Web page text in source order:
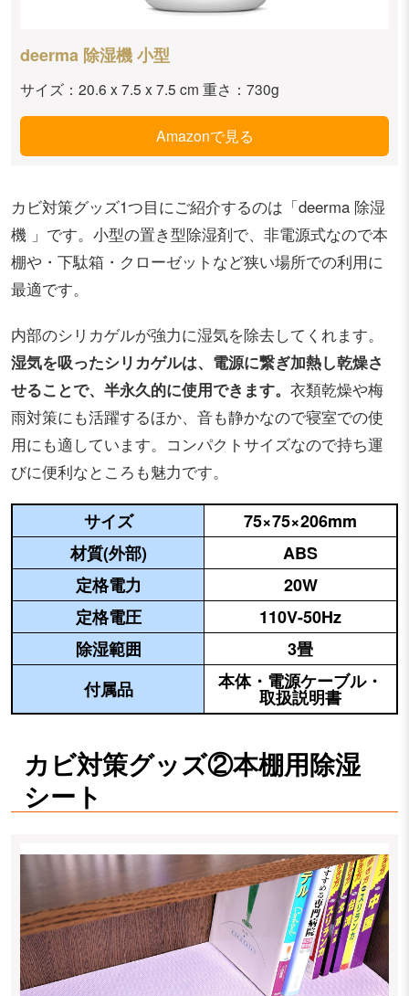
deerma 除湿機 小型
サイズ：20.6 x 7.5 x 7.5 cm 重さ：730g
Amazonで見る
カビ対策グッズ1つ目にご紹介するのは「deerma 除湿
機 」です。小型の置き型除湿剤で、非電源式なので本
棚や・下駄箱・クローゼットなど狭い場所での利用に
最適です。
内部のシリカゲルが強力に湿気を除去してくれます。
湿気を吸ったシリカゲルは、電源に繋ぎ加熱し乾燥さ
せることで、半永久的に使用できます。 衣類乾燥や梅
雨対策にも活躍するほか、音も静かなので寝室での使
用にも適しています。コンパクトサイズなので持ち運
びに便利なところも魅力です。
サイズ
75×75×206mm
材質(外部)
ABS
定格電力
20W
定格電圧
110V-50Hz
除湿範囲
3畳
付属品
本体・電源ケーブル・
取扱説明書
カビ対策グッズ②本棚用除湿
シート